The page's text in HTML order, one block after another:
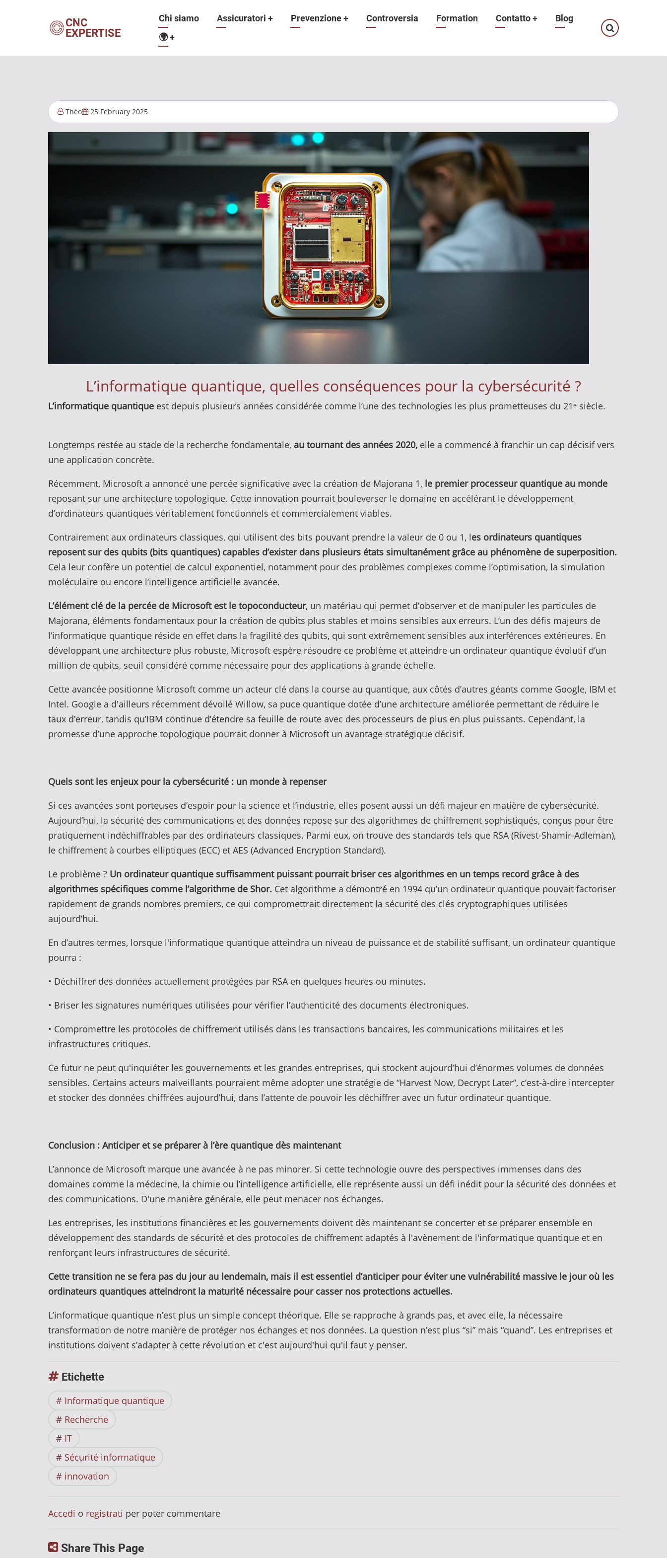
CNC
EXPERTISE
Navigazione
principale
Chi siamo Assicuratori + Prevenzione+ Controversia Formation Contatto+
Blog
🌍+
Théo 25 February 2025
L’informatique quantique, quelles conséquences pour la cybersécurité ?
L’informatique quantique est depuis plusieurs années considérée comme l’une des technologies les plus prometteuses du 21ᵉ siècle.
Longtemps restée au stade de la recherche fondamentale, au tournant des années 2020, elle a commencé à franchir un cap décisif vers
une application concrète.
Récemment, Microsoft a annoncé une percée significative avec la création de Majorana 1, le premier processeur quantique au monde
reposant sur une architecture topologique. Cette innovation pourrait bouleverser le domaine en accélérant le développement
d’ordinateurs quantiques véritablement fonctionnels et commercialement viables.
Contrairement aux ordinateurs classiques, qui utilisent des bits pouvant prendre la valeur de 0 ou 1, les ordinateurs quantiques
reposent sur des qubits (bits quantiques) capables d’exister dans plusieurs états simultanément grâce au phénomène de superposition.
Cela leur confère un potentiel de calcul exponentiel, notamment pour des problèmes complexes comme l’optimisation, la simulation
moléculaire ou encore l’intelligence artificielle avancée.
L’élément clé de la percée de Microsoft est le topoconducteur, un matériau qui permet d’observer et de manipuler les particules de
Majorana, éléments fondamentaux pour la création de qubits plus stables et moins sensibles aux erreurs. L’un des défis majeurs de
l’informatique quantique réside en effet dans la fragilité des qubits, qui sont extrêmement sensibles aux interférences extérieures. En
développant une architecture plus robuste, Microsoft espère résoudre ce problème et atteindre un ordinateur quantique évolutif d’un
million de qubits, seuil considéré comme nécessaire pour des applications à grande échelle.
Cette avancée positionne Microsoft comme un acteur clé dans la course au quantique, aux côtés d’autres géants comme Google, IBM et
Intel. Google a d'ailleurs récemment dévoilé Willow, sa puce quantique dotée d’une architecture améliorée permettant de réduire le
taux d’erreur, tandis qu’IBM continue d’étendre sa feuille de route avec des processeurs de plus en plus puissants. Cependant, la
promesse d’une approche topologique pourrait donner à Microsoft un avantage stratégique décisif.
Quels sont les enjeux pour la cybersécurité : un monde à repenser
Si ces avancées sont porteuses d’espoir pour la science et l’industrie, elles posent aussi un défi majeur en matière de cybersécurité.
Aujourd’hui, la sécurité des communications et des données repose sur des algorithmes de chiffrement sophistiqués, conçus pour être
pratiquement indéchiffrables par des ordinateurs classiques. Parmi eux, on trouve des standards tels que RSA (Rivest-Shamir-Adleman),
le chiffrement à courbes elliptiques (ECC) et AES (Advanced Encryption Standard).
Le problème ? Un ordinateur quantique suffisamment puissant pourrait briser ces algorithmes en un temps record grâce à des
algorithmes spécifiques comme l’algorithme de Shor. Cet algorithme a démontré en 1994 qu’un ordinateur quantique pouvait factoriser
rapidement de grands nombres premiers, ce qui compromettrait directement la sécurité des clés cryptographiques utilisées
aujourd’hui.
En d’autres termes, lorsque l'informatique quantique atteindra un niveau de puissance et de stabilité suffisant, un ordinateur quantique
pourra :
• Déchiffrer des données actuellement protégées par RSA en quelques heures ou minutes.
• Briser les signatures numériques utilisées pour vérifier l’authenticité des documents électroniques.
• Compromettre les protocoles de chiffrement utilisés dans les transactions bancaires, les communications militaires et les
infrastructures critiques.
Ce futur ne peut qu'inquiéter les gouvernements et les grandes entreprises, qui stockent aujourd’hui d’énormes volumes de données
sensibles. Certains acteurs malveillants pourraient même adopter une stratégie de “Harvest Now, Decrypt Later”, c’est-à-dire intercepter
et stocker des données chiffrées aujourd’hui, dans l’attente de pouvoir les déchiffrer avec un futur ordinateur quantique.
Conclusion : Anticiper et se préparer à l’ère quantique dès maintenant
L’annonce de Microsoft marque une avancée à ne pas minorer. Si cette technologie ouvre des perspectives immenses dans des
domaines comme la médecine, la chimie ou l’intelligence artificielle, elle représente aussi un défi inédit pour la sécurité des données et
des communications. D'une manière générale, elle peut menacer nos échanges.
Les entreprises, les institutions financières et les gouvernements doivent dès maintenant se concerter et se préparer ensemble en
développement des standards de sécurité et des protocoles de chiffrement adaptés à l'avènement de l'informatique quantique et en
renforçant leurs infrastructures de sécurité.
Cette transition ne se fera pas du jour au lendemain, mais il est essentiel d’anticiper pour éviter une vulnérabilité massive le jour où les
ordinateurs quantiques atteindront la maturité nécessaire pour casser nos protections actuelles.
L’informatique quantique n’est plus un simple concept théorique. Elle se rapproche à grands pas, et avec elle, la nécessaire
transformation de notre manière de protéger nos échanges et nos données. La question n’est plus “si” mais “quand”. Les entreprises et
institutions doivent s’adapter à cette révolution et c'est aujourd'hui qu'il faut y penser.
Etichette
Informatique quantique
Recherche
IT
Sécurité informatique
innovation
Accedi o registrati per poter commentare
Share This Page